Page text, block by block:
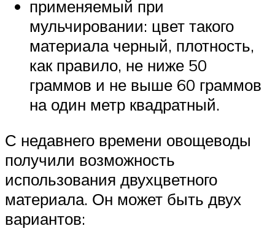
применяемый при
мульчировании: цвет такого
материала черный, плотность,
как правило, не ниже 50
граммов и не выше 60 граммов
на один метр квадратный.
С недавнего времени овощеводы
получили возможность
использования двухцветного
материала. Он может быть двух
вариантов: